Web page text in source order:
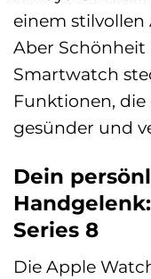
einem stilvollen
Aber Schönheit
Smartwatch
Funktionen, die
gesünder und
Dein
Series 8
Die Apple